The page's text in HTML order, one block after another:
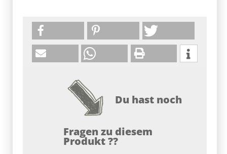
Du hast noch
Fragen zu diesem
Produkt ??